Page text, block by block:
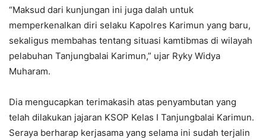
“Maksud dari kunjungan ini juga dalah untuk
memperkenalkan diri selaku Kapolres Karimun yang baru,
sekaligus membahas tentang situasi kamtibmas di wilayah
pelabuhan Tanjungbalai Karimun,” ujar Ryky Widya
Muharam.
Dia mengucapkan terimakasih atas penyambutan yang
telah dilakukan jajaran KSOP Kelas I Tanjungbalai Karimun.
Seraya berharap kerjasama yang selama ini sudah terjalin